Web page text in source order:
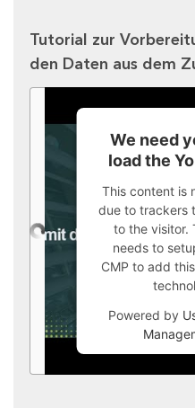
Tutorial zur
den Daten aus dem
We need
load the
This content is
due to trackers
to the visitor.
needs to
CMP to add
Powered by